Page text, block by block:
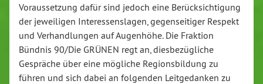
Voraussetzung dafür sind jedoch eine Berücksichtigung
der jeweiligen Interessenslagen, gegenseitiger Respekt
und Verhandlungen auf Augenhöhe. Die Fraktion
Bündnis 90/Die GRÜNEN regt an, diesbezügliche
Gespräche über eine mögliche Regionsbildung zu
führen und sich dabei an folgenden Leitgedanken zu